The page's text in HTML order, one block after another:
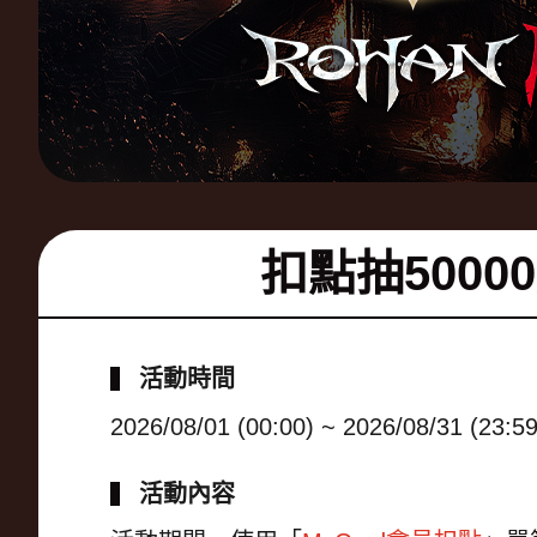
扣點抽
活動時間
2026/08/01 (00:00) ~ 2026/08/31
活動內容